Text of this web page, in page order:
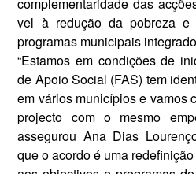
vel à redução da pobreza e
programas mu­nicipais
“Estamos em condições de
de Apoio Social (FAS) tem
em vários municí­pios e vamos
projecto com o mesmo
assegurou Ana Dias
que o acordo é uma